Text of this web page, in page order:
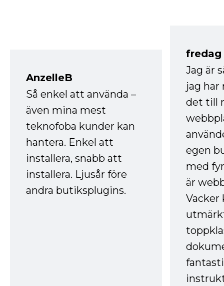
AnzelleB
Så enkel att använda –
även mina mest
teknofoba kunder kan
hantera. Enkel att
installera, snabb att
installera. Ljusår före
andra butiksplugins.
fredag
Jag är
jag
det till
egen
med
är
Vacker